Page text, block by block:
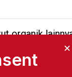
organik
perekat,